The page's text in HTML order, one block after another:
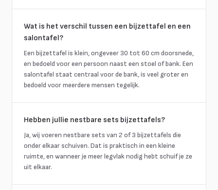
Wat is het verschil tussen een bijzettafel en een
salontafel?
Een bijzettafel is klein, ongeveer 30 tot 60 cm doorsnede,
en bedoeld voor een persoon naast een stoel of bank. Een
salontafel staat centraal voor de bank, is veel groter en
bedoeld voor meerdere mensen tegelijk.
Hebben jullie nestbare sets bijzettafels?
Ja, wij voeren nestbare sets van 2 of 3 bijzettafels die
onder elkaar schuiven. Dat is praktisch in een kleine
ruimte, en wanneer je meer legvlak nodig hebt schuif je ze
uit elkaar.